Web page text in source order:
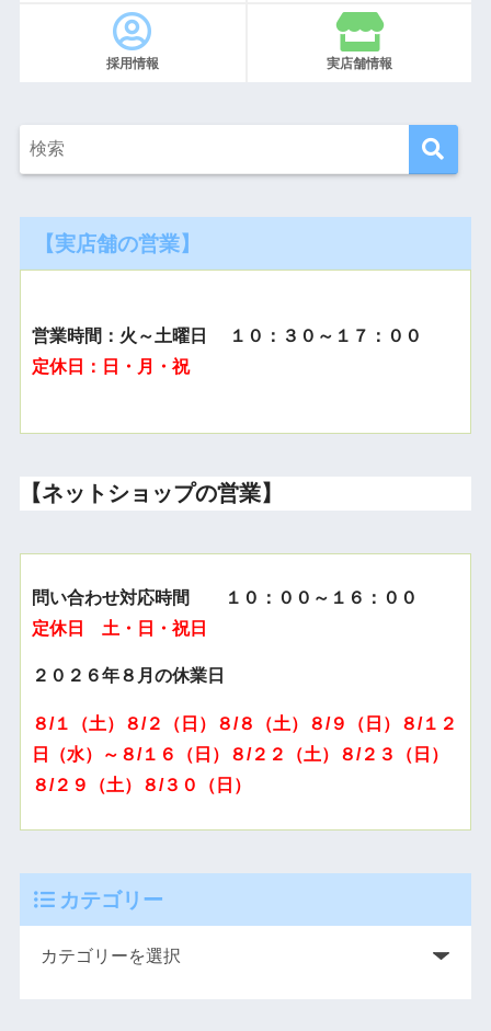
採用情報 実店舗情報
【実店舗の営業】
営業時間：火～土曜日 １０：３０～１７：００
定休日：日・月・祝
【ネットショップの営業】
問い合わせ対応時間 １０：００～１６：００
定休日 土・日・祝日
２０２６年８月の休業日
８/１（土）８/２（日）８/８（土）８/９（日）８/１２
日（水）～８/１６（日）８/２２（土）８/２３（日）
８/２９（土）８/３０（日）
カテゴリー